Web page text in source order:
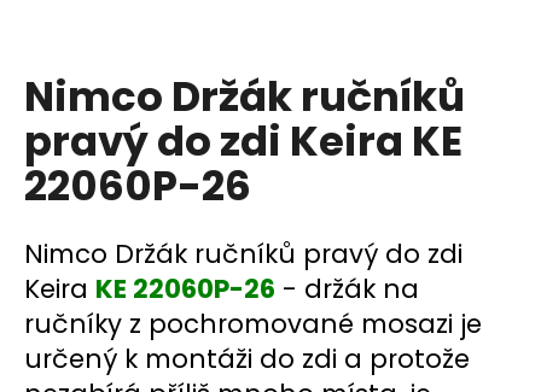
Nimco Držák ručníků
pravý do zdi Keira KE
22060P-26
Nimco Držák ručníků pravý do zdi
Keira KE 22060P-26 - držák na
ručníky z pochromované mosazi je
určený k montáži do zdi a protože
í
t
?
HLEDAT
D